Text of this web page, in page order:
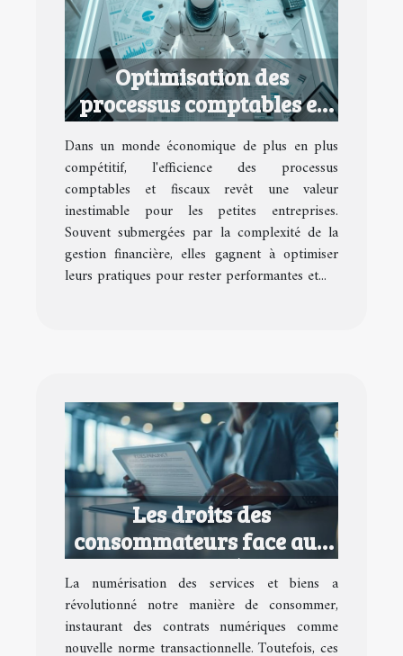
Optimisation des
processus comptables et
fiscaux pour petites
entreprises
Dans un monde économique de plus en plus
compétitif, l'efficience des processus
comptables et fiscaux revêt une valeur
inestimable pour les petites entreprises.
Souvent submergées par la complexité de la
gestion financière, elles gagnent à optimiser
leurs pratiques pour rester performantes et...
Les droits des
consommateurs face aux
contrats numériques
abusifs
La numérisation des services et biens a
révolutionné notre manière de consommer,
instaurant des contrats numériques comme
nouvelle norme transactionnelle. Toutefois, ces